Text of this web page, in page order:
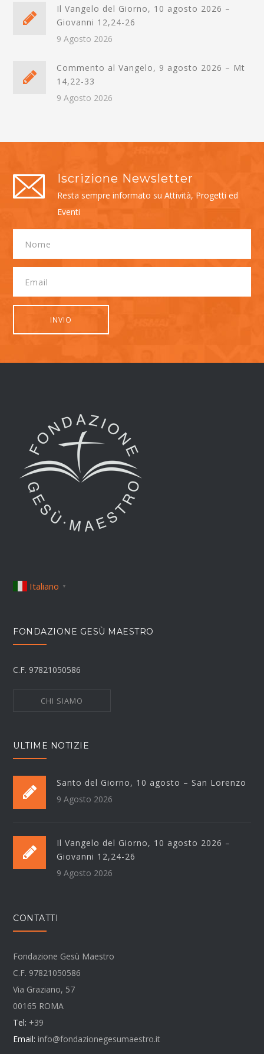
Il Vangelo del Giorno, 10 agosto 2026 –
Giovanni 12,24-26
9 Agosto 2026
Commento al Vangelo, 9 agosto 2026 – Mt
14,22-33
9 Agosto 2026
Iscrizione Newsletter
Resta sempre informato su Attività, Progetti ed
Eventi
Italiano ▼
FONDAZIONE GESÙ MAESTRO
C.F. 97821050586
CHI SIAMO
ULTIME NOTIZIE
Santo del Giorno, 10 agosto – San Lorenzo
9 Agosto 2026
Il Vangelo del Giorno, 10 agosto 2026 –
Giovanni 12,24-26
9 Agosto 2026
CONTATTI
Fondazione Gesù Maestro
C.F. 97821050586
Via Graziano, 57
00165 ROMA
Tel: +39
Email: info@fondazionegesumaestro.it